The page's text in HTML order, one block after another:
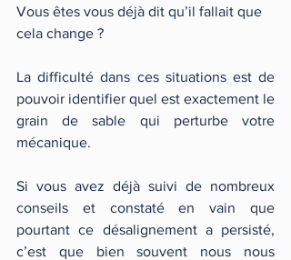
Vous êtes vous déjà dit qu’il fallait que
cela change ?
La difficulté dans ces situations est de
pouvoir identifier quel est exactement le
grain de sable qui perturbe votre
mécanique.
Si vous avez déjà suivi de nombreux
conseils et constaté en vain que
pourtant ce désalignement a persisté,
c’est que bien souvent nous nous